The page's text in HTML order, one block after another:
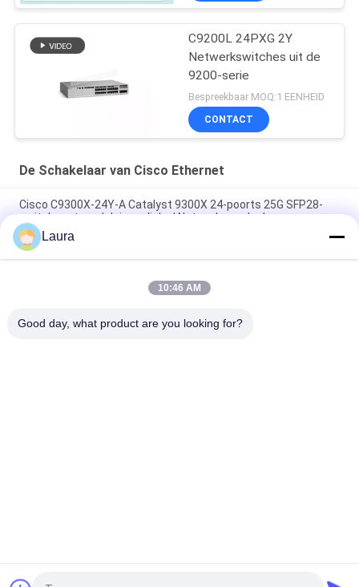
C9200L 24PXG 2Y
Netwerkswitches uit de
9200-serie
Bespreekbaar MOQ:1 EENHEID
CONTACT
De Schakelaar van Cisco Ethernet
Cisco C9300X-24Y-A Catalyst 9300X 24-poorts 25G SFP28-
switch met modulaire uplinks | Netwerkvoordeel
Cisco C9300X-12Y-A-schakelaar | Catalyst 9300X 12-poorts
25G SFP28 netwerkvoordeelswitch
Cisco C9300-48S-A Katalysator 9300 SFP-switch met 48
Laura
10:46 AM
Good day, what product are you looking for?